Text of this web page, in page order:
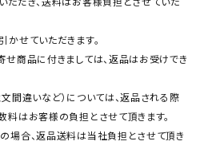
せていただきます。
せ商品に付きましては、返品はお受けでき
間違いなど）については、返品される際
料はお客様の負担とさせて頂きます。
場合、返品送料は当社負担とさせて頂き